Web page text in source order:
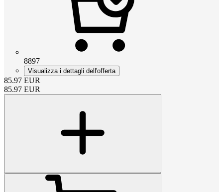
8897
Visualizza i dettagli dell'offerta
85.97 EUR
85.97 EUR